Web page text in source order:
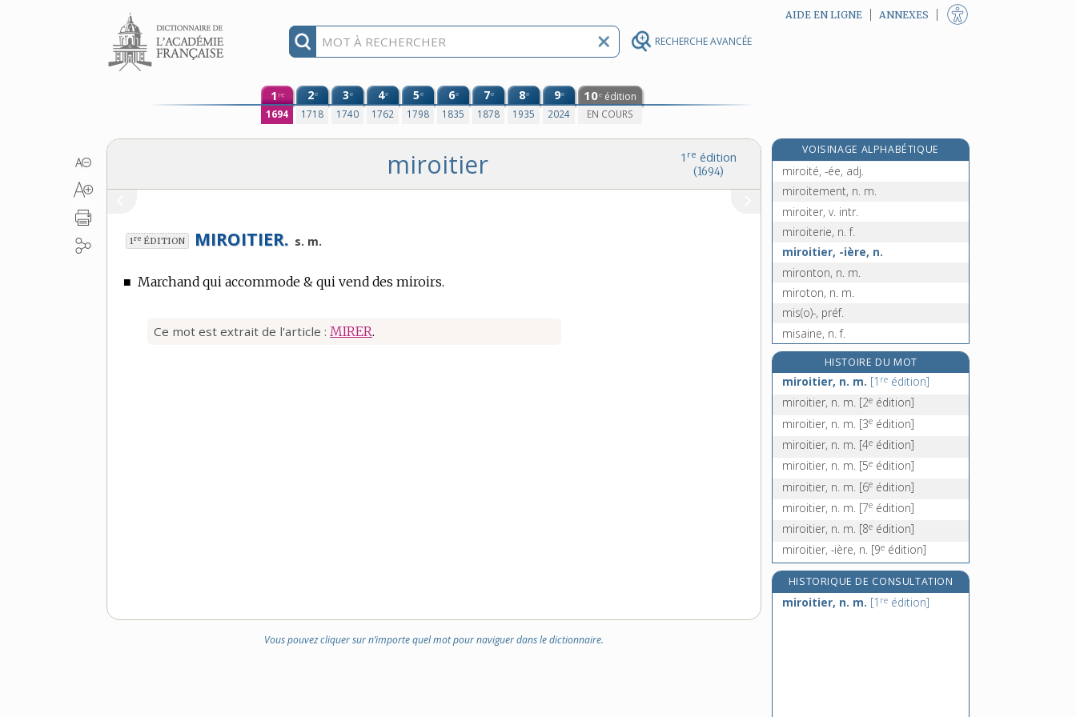
RECHERCHE AVANCÉE
Aller au contenu AIDE EN LIGNE ANNEXES
1 re
1694
2e
1718
3e
1740
4e
1762
5e
1798
6e
1835
7e
1878
8e
1935
9e
2024
10e édition
EN COURS
1 re édition
(1694)
miroitier
1re ÉDITION MIROITIER. s. m.
■ Marchand qui accommode & qui vend des miroirs.
Ce mot est extrait de l'article : MIRER.
Vous pouvez cliquer sur n’importe quel mot pour naviguer dans le dictionnaire.
VOISINAGE ALPHABÉTIQUE
miroitant, -ante, adj.
miroité, -ée, adj.
miroitement, n. m.
miroiter, v. intr.
miroiterie, n. f.
miroitier, -ière, n.
mironton, n. m.
miroton, n. m.
mis(o)-, préf.
misaine, n. f.
misandre, adj.
misandrie, n. f.
misanthropique, adj.
HISTOIRE DU MOT
miroitier, n. m. [1 re édition]
miroitier, n. m. [2e édition]
miroitier, n. m. [3e édition]
miroitier, n. m. [4e édition]
miroitier, n. m. [5e édition]
miroitier, n. m. [6e édition]
miroitier, n. m. [7e édition]
miroitier, n. m. [8e édition]
miroitier, -ière, n. [9e édition]
HISTORIQUE DE CONSULTATION
miroitier, n. m. [1 re édition]